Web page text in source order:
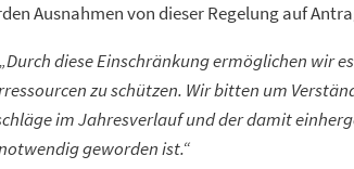
Ausnahmen von dieser Regelung auf
„Durch diese Einschränkung ermöglichen wir
zu schützen. Wir bitten um
im Jahresverlauf und der damit
geworden ist.“